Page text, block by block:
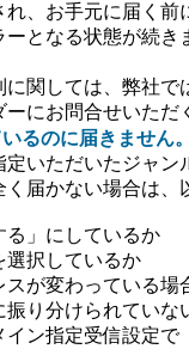
れ、お手元に届く
ーとなる状態が続
関しては、弊社で
にお問合せいた
るのに届きません
定いただいたジャ
届かない場合は、
る」にしているか
選択しているか
スが変わっている
振り分けられていな
イン指定受信設定